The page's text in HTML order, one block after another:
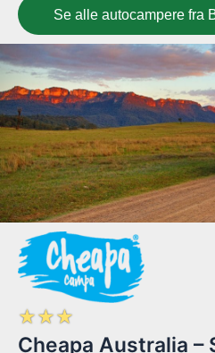
Se alle autocampere fra
☆☆☆
Cheapa Australia –